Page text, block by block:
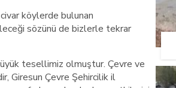
köylerde bulunan
sözünü de bizlerle tekrar
tesellimiz olmuştur. Çevre ve
Giresun Çevre Şehircilik il